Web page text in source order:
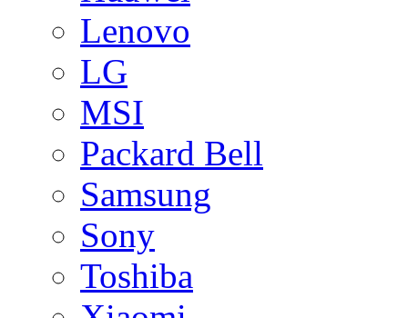
Lenovo
LG
MSI
Packard Bell
Samsung
Sony
Toshiba